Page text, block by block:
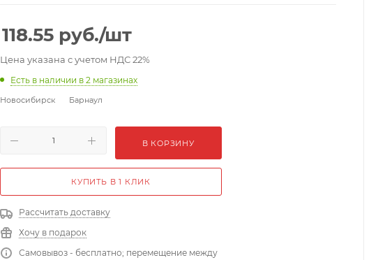
118.55 руб./шт
Цена указана с учетом НДС 22%
Есть в наличии в 2 магазинах
Новосибирск Барнаул
В КОРЗИНУ
КУПИТЬ В 1 КЛИК
Рассчитать доставку
Хочу в подарок
Самовывоз - бесплатно; перемещение между